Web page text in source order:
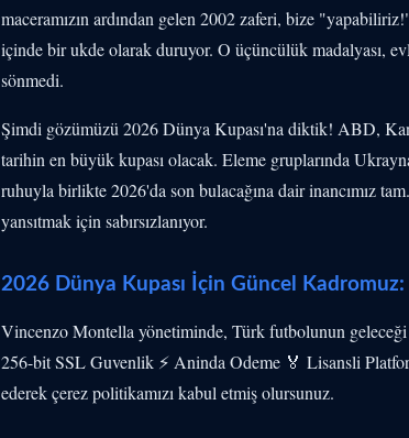
maceramızın ardından gelen 2002 zaferi, bize
içinde bir ukde olarak duruyor. O üçüncülük madalyası,
sönmedi.
Şimdi gözümüzü 2026 Dünya Kupası'na diktik! ABD,
tarihin en büyük kupası olacak. Eleme gruplarında
ruhuyla birlikte 2026'da son bulacağına dair inancımız
yansıtmak için sabırsızlanıyor.
2026 Dünya Kupası İçin Güncel Kadromuz:
Vincenzo Montella yönetiminde, Türk futbolunun geleceği
256-bit SSL Guvenlik ⚡ Aninda Odeme 🏅 Lisansli
ederek çerez politikamızı kabul etmiş olursunuz.